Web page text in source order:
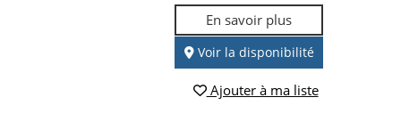
En savoir plus
Voir la disponibilité
Ajouter à ma liste